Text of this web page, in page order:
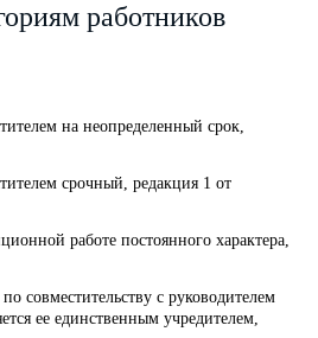
работников
на неопределенный срок,
срочный, редакция 1 от
работе постоянного характера,
совместительству с руководителем
ее единственным учредителем,